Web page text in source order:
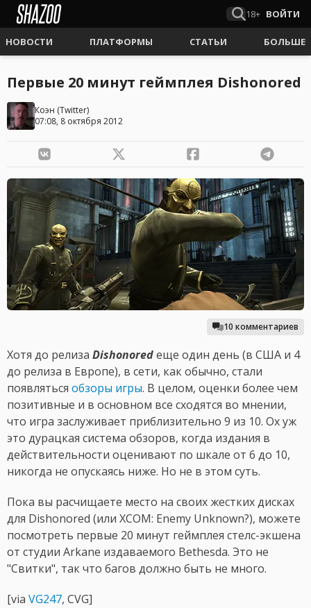
18+ ВОЙТИ
НОВОСТИ ПЛАТФОРМЫ СТАТЬИ БОЛЬШЕ
Первые 20 минут геймплея Dishonored
Коэн (Twitter)
07:08, 8 октября 2012
10 комментариев
Хотя до релиза Dishonoredеще один день (в США и 4
до релиза в Европе), в сети, как обычно, стали
появляться обзоры игры. В целом, оценки более чем
позитивные и в основном все сходятся во мнении,
что игра заслуживает приблизительно 9 из 10. Ох уж
это дурацкая система обзоров, когда издания в
действительности оценивают по шкале от 6 до 10,
никогда не опускаясь ниже. Но не в этом суть.
Пока вы расчищаете место на своих жестких дисках
для Dishonored (или XCOM: Enemy Unknown?), можете
посмотреть первые 20 минут геймплея стелс-экшена
от студии Arkane издаваемого Bethesda. Это не
"Свитки", так что багов должно быть не много.
[via VG247, CVG]